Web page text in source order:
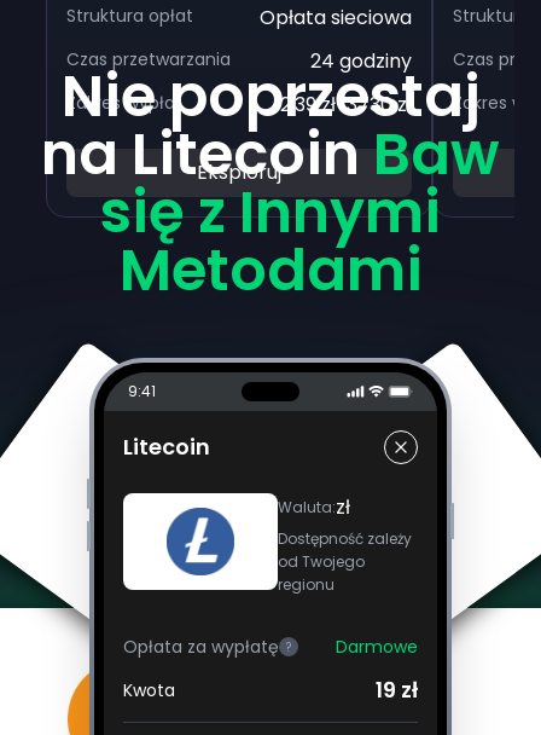
Struktura opłat Opłata sieciowa
Czas przetwarzania 24 godziny
Zakres wypłat 2,39 zł-3730 zł
Eksploruj
Struktura
Czas
Zakres
Nie poprzestaj
na LitecoinBaw
się z Innymi
Metodami
9:41
Litecoin
Waluta:zł
Dostępność zależy
od Twojego
regionu
Opłata za wypłatę ?
Darmowe
Kwota
19 zł